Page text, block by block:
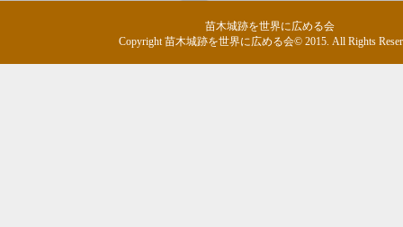
苗木城跡を世界に広める会
Copyright 苗木城跡を世界に広める会© 2015. All Rights